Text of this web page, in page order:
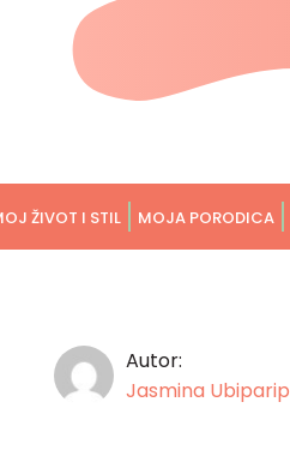
ŽIVOT I STIL MOJA PORODICA
Autor:
Jasmina Ubiparip